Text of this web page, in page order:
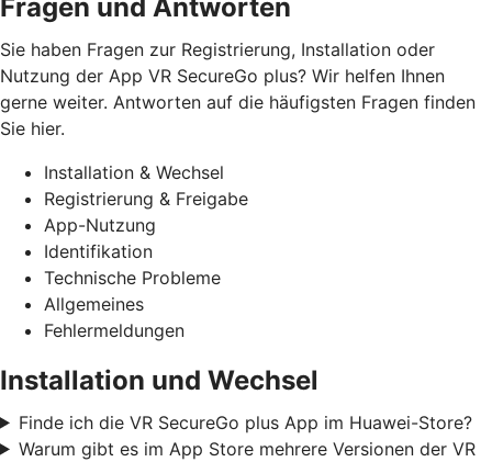
Fragen und Antworten
Sie haben Fragen zur Registrierung, Installation oder
Nutzung der App VR SecureGo plus? Wir helfen Ihnen
gerne weiter. Antworten auf die häufigsten Fragen finden
Sie hier.
Installation & Wechsel
Registrierung & Freigabe
App-Nutzung
Identifikation
Technische Probleme
Allgemeines
Fehlermeldungen
Installation und Wechsel
Finde ich die VR SecureGo plus App im Huawei-Store?
Warum gibt es im App Store mehrere Versionen der VR